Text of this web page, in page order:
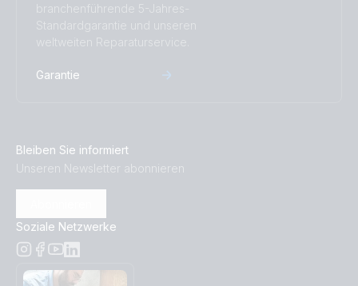
branchenführende 5-Jahres-
Standardgarantie und unseren
weltweiten Reparaturservice.
Garantie
Bleiben Sie informiert
Unseren Newsletter abonnieren
Soziale Netzwerke